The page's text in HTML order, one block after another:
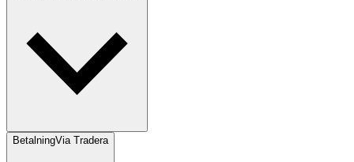
BetalningVia Tradera